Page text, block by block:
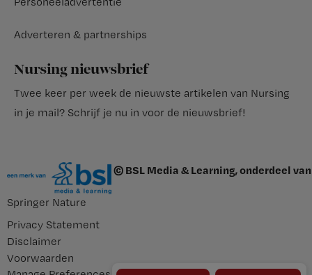
Adverteren & partnerships
Nursing nieuwsbrief
Twee keer per week de nieuwste artikelen van Nursing
in je mail? Schrijf je nu in voor de nieuwsbrief!
© BSL Media & Learning, onderdeel van
Springer Nature
Privacy Statement
Disclaimer
Voorwaarden